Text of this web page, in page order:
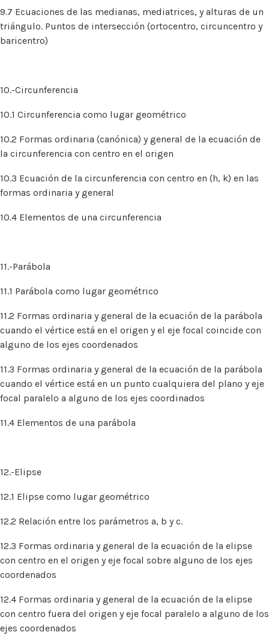
9.7 Ecuaciones de las medianas, mediatrices, y alturas de un
triángulo. Puntos de intersección (ortocentro, circuncentro y
baricentro)
10.-Circunferencia
10.1 Circunferencia como lugar geométrico
10.2 Formas ordinaria (canónica) y general de la ecuación de
la circunferencia con centro en el origen
10.3 Ecuación de la circunferencia con centro en (h, k) en las
formas ordinaria y general
10.4 Elementos de una circunferencia
11.-Parábola
11.1 Parábola como lugar geométrico
11.2 Formas ordinaria y general de la ecuación de la parábola
cuando el vértice está en el origen y el eje focal coincide con
alguno de los ejes coordenados
11.3 Formas ordinaria y general de la ecuación de la parábola
cuando el vértice está en un punto cualquiera del plano y eje
focal paralelo a alguno de los ejes coordinados
11.4 Elementos de una parábola
12.-Elipse
12.1 Elipse como lugar geométrico
12.2 Relación entre los parámetros a, b y c.
12.3 Formas ordinaria y general de la ecuación de la elipse
con centro en el origen y eje focal sobre alguno de los ejes
coordenados
12.4 Formas ordinaria y general de la ecuación de la elipse
con centro fuera del origen y eje focal paralelo a alguno de los
ejes coordenados